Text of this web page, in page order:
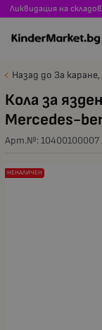
Ликвидация на
Назад до За
Кола за
Mercedes-
Арт.№:10400100007
НЕНАЛИЧЕН